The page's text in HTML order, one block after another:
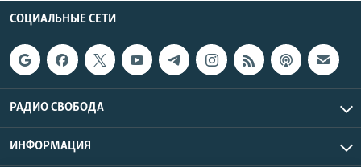
СОЦИАЛЬНЫЕ СЕТИ
РАДИО СВОБОДА
ИНФОРМАЦИЯ